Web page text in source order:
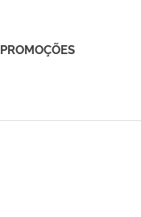
PROMOÇÕES